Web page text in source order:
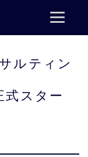
ルティン
式スター